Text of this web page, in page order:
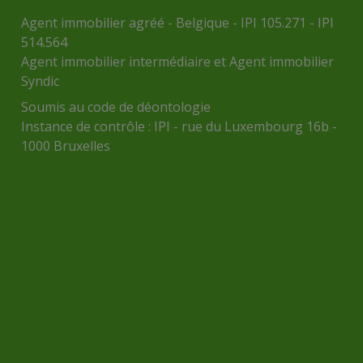
Agent immobilier agréé - Belgique - IPI 105.271 - IPI
514.564
Agent immobilier intermédiaire et Agent immobilier
Syndic
Soumis au code de déontologie
Instance de contrôle : IPI - rue du Luxembourg 16b -
1000 Bruxelles